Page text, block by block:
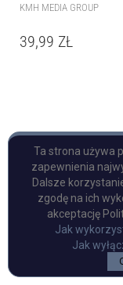
KMH MEDIA GROUP
39,99 ZŁ
Copyright © Pulp Books
Ta strona używa
zapewnienia
Dalsze
zgodę na ich
akceptację
Jak
Jak